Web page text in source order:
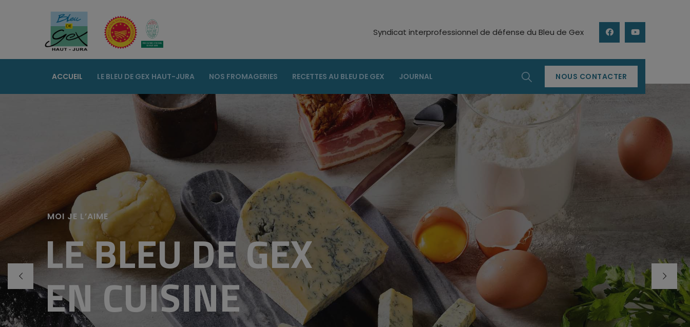
Syndicat interprofessionnel de défense du Bleu de Gex
ACCUEIL LE BLEU DE GEX HAUT-JURA NOS FROMAGERIES RECETTES AU BLEU DE GEX JOURNAL NOUS CONTACTER
MOI JE L’AIME
LE BLEU DE GEX
EN CUISINE